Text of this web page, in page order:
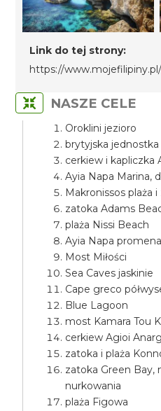
Link do tej strony:
https://www.mojefilipiny.pl/
NASZE CELE
Oroklini jezioro
brytyjska
cerkiew i kapliczka
Ayia Napa Marina,
Makronissos plaża
zatoka Adams
plaża Nissi Beach
Ayia Napa
Most Miłości
Sea Caves jaskinie
Cape greco
Blue Lagoon
most Kamara Tou
cerkiew Agioi
zatoka i plaża
zatoka Green Bay,
nurkowania
plaża Figowa